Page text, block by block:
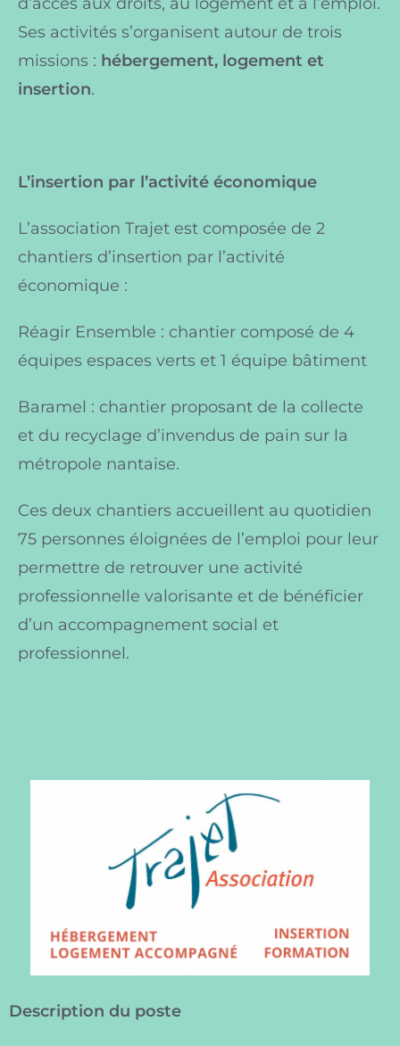
Ses activités s’organisent autour de trois
missions : hébergement, logement et
insertion.
L’insertion par l’activité économique
L’association Trajet est composée de 2
chantiers d’insertion par l’activité
économique :
Réagir Ensemble : chantier composé de 4
équipes espaces verts et 1 équipe bâtiment
Baramel : chantier proposant de la collecte
et du recyclage d’invendus de pain sur la
métropole nantaise.
Ces deux chantiers accueillent au quotidien
75 personnes éloignées de l’emploi pour leur
permettre de retrouver une activité
professionnelle valorisante et de bénéficier
d’un accompagnement social et
professionnel.
Description du poste